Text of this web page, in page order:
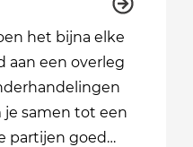
het bijna elke
aan een overleg
samen tot een
partijen goed…